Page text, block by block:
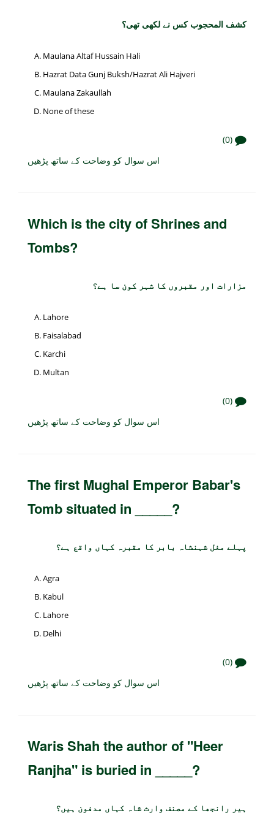
کشف المحجوب کس نے لکھی تھی؟
Maulana Altaf Hussain Hali
Hazrat Data Gunj Buksh/Hazrat Ali Hajveri
Maulana Zakaullah
None of these
(0)
اس سوال کو وضاحت کے ساتھ پڑھیں
Which is the city of Shrines and
Tombs?
مزارات اور مقبروں کا شہر کون سا ہے؟
Lahore
Faisalabad
Karchi
Multan
(0)
اس سوال کو وضاحت کے ساتھ پڑھیں
The first Mughal Emperor Babar's
Tomb situated in _____?
پہلے مغل شہنشاہ بابر کا مقبرہ کہاں واقع ہے؟
Agra
Kabul
Lahore
Delhi
(0)
اس سوال کو وضاحت کے ساتھ پڑھیں
Waris Shah the author of "Heer
Ranjha" is buried in _____?
ہیر رانجھا کے مصنف وارث شاہ کہاں مدفون ہیں؟